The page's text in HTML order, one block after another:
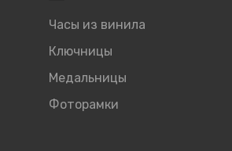
Часы из винила
Ключницы
Медальницы
Фоторамки